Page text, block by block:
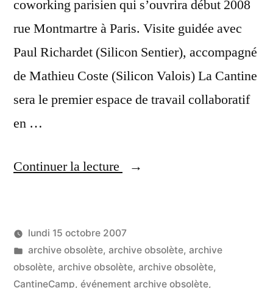
coworking parisien qui s’ouvrira début 2008
rue Montmartre à Paris. Visite guidée avec
Paul Richardet (Silicon Sentier), accompagné
de Mathieu Coste (Silicon Valois) La Cantine
sera le premier espace de travail collaboratif
en …
Continuer la lecture
« Premières
« la
cantine »,
le
Publié
par
LucL
lundi 15 octobre 2007
Publié
dans
archive obsolète, archive obsolète, archive
obsolète, archive obsolète, archive obsolète,
CantineCamp, événement archive obsolète,